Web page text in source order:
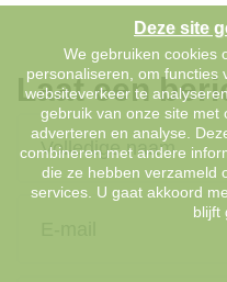
Laat een
Deze site
We gebruiken cookies
personaliseren, om functies
websiteverkeer te
gebruik van onze site met
adverteren en analyse.
combineren met andere
die ze hebben verzameld
services. U gaat akkoord
blijft